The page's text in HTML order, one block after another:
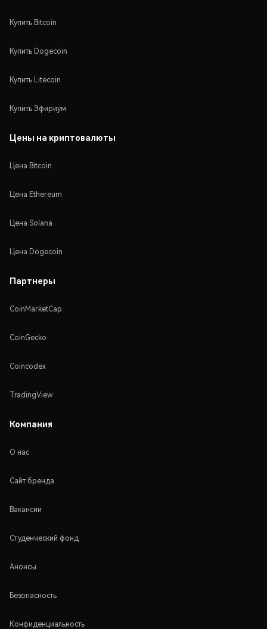
Купить Bitcoin
Купить Dogecoin
Купить Litecoin
Купить Эфириум
Цены на криптовалюты
Цена Bitcoin
Цена Ethereum
Цена Solana
Цена Dogecoin
Партнеры
CoinMarketCap
CoinGecko
Coincodex
TradingView
Компания
О нас
Сайт бренда
Вакансии
Студенческий фонд
Анонсы
Безопасность
Конфиденциальность